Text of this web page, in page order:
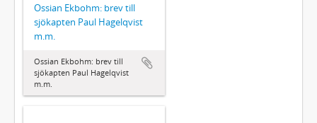
Ossian Ekbohm: brev till
sjökapten Paul Hagelqvist
m.m.
Ossian Ekbohm: brev till
sjökapten Paul Hagelqvist
m.m.